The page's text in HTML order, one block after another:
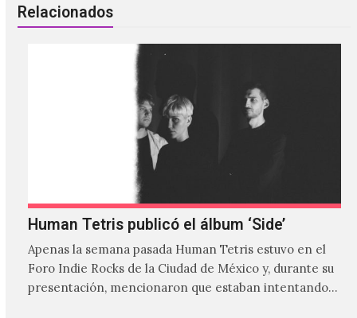
Relacionados
Human Tetris publicó el álbum ‘Side’
Apenas la semana pasada Human Tetris estuvo en el
Foro Indie Rocks de la Ciudad de México y, durante su
presentación, mencionaron que estaban intentando…